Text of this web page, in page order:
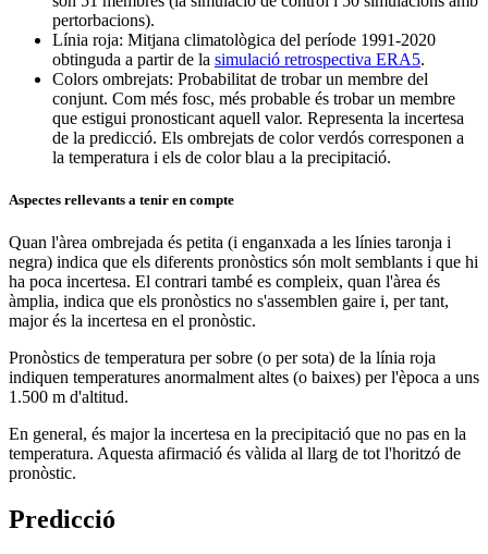
pertorbacions).
Línia roja: Mitjana climatològica del període 1991-2020
obtinguda a partir de la simulació retrospectiva ERA5.
Colors ombrejats: Probabilitat de trobar un membre del
conjunt. Com més fosc, més probable és trobar un membre
que estigui pronosticant aquell valor. Representa la incertesa
de la predicció. Els ombrejats de color verdós corresponen a
la temperatura i els de color blau a la precipitació.
Aspectes rellevants a tenir en compte
Quan l'àrea ombrejada és petita (i enganxada a les línies taronja i
negra) indica que els diferents pronòstics són molt semblants i que hi
ha poca incertesa. El contrari també es compleix, quan l'àrea és
àmplia, indica que els pronòstics no s'assemblen gaire i, per tant,
major és la incertesa en el pronòstic.
Pronòstics de temperatura per sobre (o per sota) de la línia roja
indiquen temperatures anormalment altes (o baixes) per l'època a uns
1.500 m d'altitud.
En general, és major la incertesa en la precipitació que no pas en la
temperatura. Aquesta afirmació és vàlida al llarg de tot l'horitzó de
pronòstic.
Predicció